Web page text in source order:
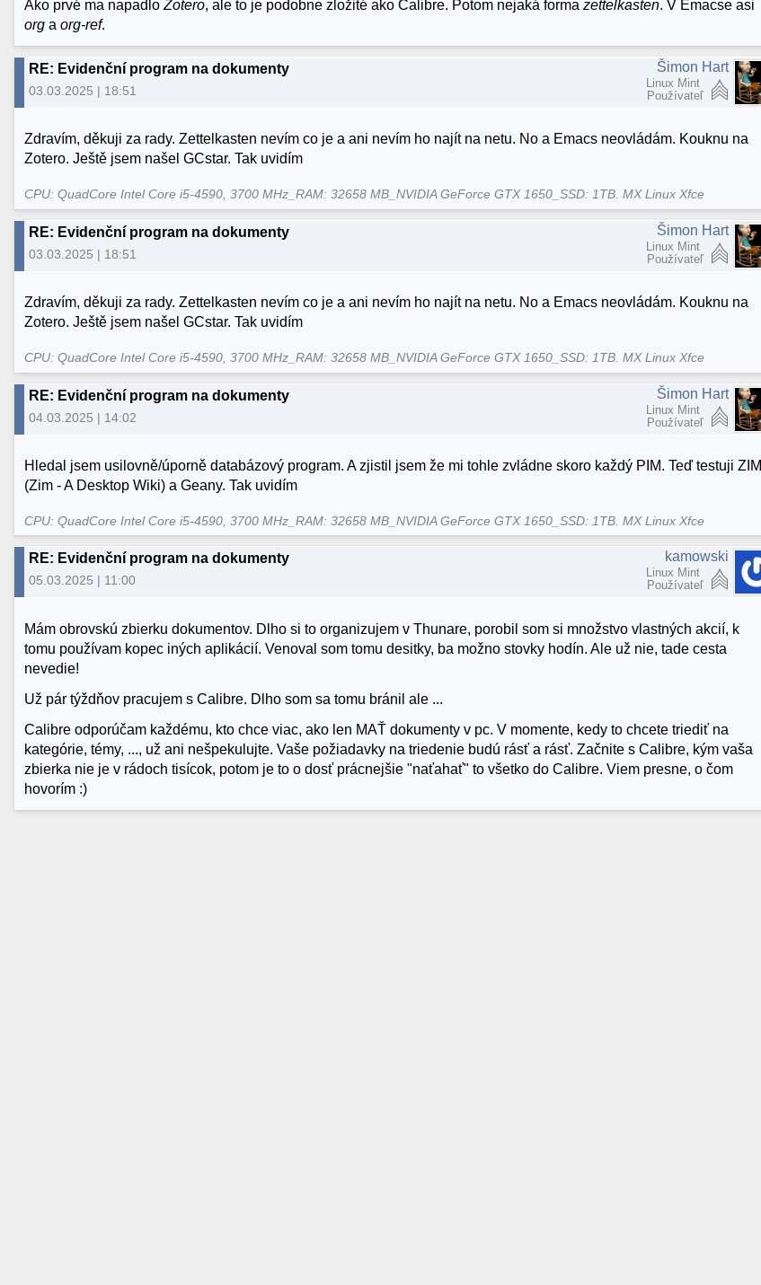
Ako prvé ma napadloZotero, ale to je podobne zložité ako Calibre. Potom nejaká formazettelkasten. V Emacse asi
org aorg-ref.
RE: Evidenční program na dokumenty
03.03.2025 | 18:51
Šimon Hart
Linux Mint
Používateľ
Zdravím, děkuji za rady. Zettelkasten nevím co je a ani nevím ho najít na netu. No a Emacs neovládám. Kouknu na
Zotero. Ještě jsem našel GCstar. Tak uvidím
CPU: QuadCore Intel Core i5-4590, 3700 MHz_RAM: 32658 MB_NVIDIA GeForce GTX 1650_SSD: 1TB. MX Linux Xfce
RE: Evidenční program na dokumenty
03.03.2025 | 18:51
Šimon Hart
Linux Mint
Používateľ
Zdravím, děkuji za rady. Zettelkasten nevím co je a ani nevím ho najít na netu. No a Emacs neovládám. Kouknu na
Zotero. Ještě jsem našel GCstar. Tak uvidím
CPU: QuadCore Intel Core i5-4590, 3700 MHz_RAM: 32658 MB_NVIDIA GeForce GTX 1650_SSD: 1TB. MX Linux Xfce
RE: Evidenční program na dokumenty
04.03.2025 | 14:02
Šimon Hart
Linux Mint
Používateľ
Hledal jsem usilovně/úporně databázový program. A zjistil jsem že mi tohle zvládne skoro každý PIM. Teď testuji ZIM
(Zim - A Desktop Wiki) a Geany. Tak uvidím
CPU: QuadCore Intel Core i5-4590, 3700 MHz_RAM: 32658 MB_NVIDIA GeForce GTX 1650_SSD: 1TB. MX Linux Xfce
RE: Evidenční program na dokumenty
05.03.2025 | 11:00
kamowski
Linux Mint
Používateľ
Mám obrovskú zbierku dokumentov. Dlho si to organizujem v Thunare, porobil som si množstvo vlastných akcií, k
tomu používam kopec iných aplikácií. Venoval som tomu desitky, ba možno stovky hodín. Ale už nie, tade cesta
nevedie!
Už pár týždňov pracujem s Calibre. Dlho som sa tomu bránil ale ...
Calibre odporúčam každému, kto chce viac, ako len MAŤ dokumenty v pc. V momente, kedy to chcete triediť na
kategórie, témy, ..., už ani nešpekulujte. Vaše požiadavky na triedenie budú rásť a rásť. Začnite s Calibre, kým vaša
zbierka nie je v rádoch tisícok, potom je to o dosť prácnejšie "naťahať" to všetko do Calibre. Viem presne, o čom
hovorím :)